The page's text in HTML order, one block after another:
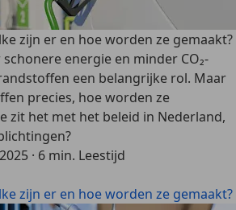
zijn er en hoe worden ze gemaakt?
energie en minder CO₂-
een belangrijke rol. Maar
precies, hoe worden ze
zit het met het beleid in Nederland,
· 6 min. Leestijd
zijn er en hoe worden ze gemaakt?